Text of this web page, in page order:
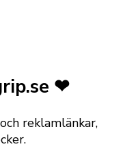
❤
reklamlänkar,